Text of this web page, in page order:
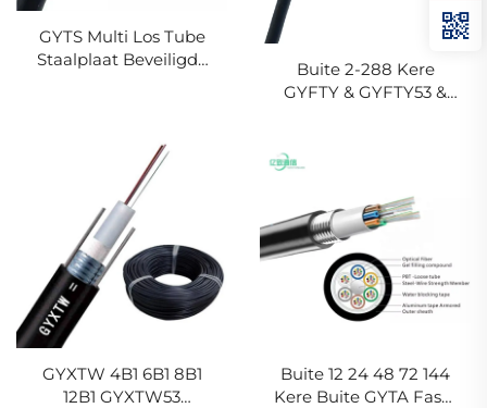
GYTS Multi Los Tube
Staalplaat Beveiligde
Buite 2-288 Kere
GYFTY & GYFTY53 &
GYXTW 4B1 6B1 8B1
12B1 GYXTW53
Buite 12 24 48 72 144
Kere Buite GYTA Faser